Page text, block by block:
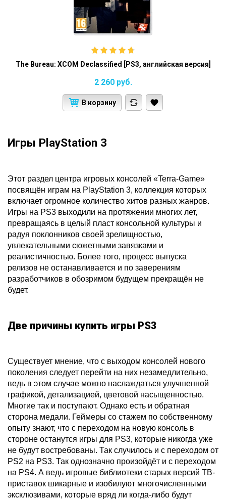
The Bureau: XCOM Declassified [PS3, английская версия]
2 260 руб.
В корзину
Игры PlayStation 3
Этот раздел центра игровых консолей «Terra-Game»
посвящён играм на PlayStation 3, коллекция которых
включает огромное количество хитов разных жанров.
Игры на PS3 выходили на протяжении многих лет,
превращаясь в целый пласт консольной культуры и
радуя поклонников своей зрелищностью,
увлекательными сюжетными завязками и
реалистичностью. Более того, процесс выпуска
релизов не останавливается и по заверениям
разработчиков в обозримом будущем прекращён не
будет.
Две причины купить игры PS3
Существует мнение, что с выходом консолей нового
поколения следует перейти на них незамедлительно,
ведь в этом случае можно наслаждаться улучшенной
графикой, детализацией, цветовой насыщенностью.
Многие так и поступают. Однако есть и обратная
сторона медали. Геймеры со стажем по собственному
опыту знают, что с переходом на новую консоль в
стороне останутся игры для PS3, которые никогда уже
не будут востребованы. Так случилось и с переходом от
PS2 на PS3. Так однозначно произойдёт и с переходом
на PS4. А ведь игровые библиотеки старых версий ТВ-
приставок шикарные и изобилуют многочисленными
эксклюзивами, которые вряд ли когда-либо будут